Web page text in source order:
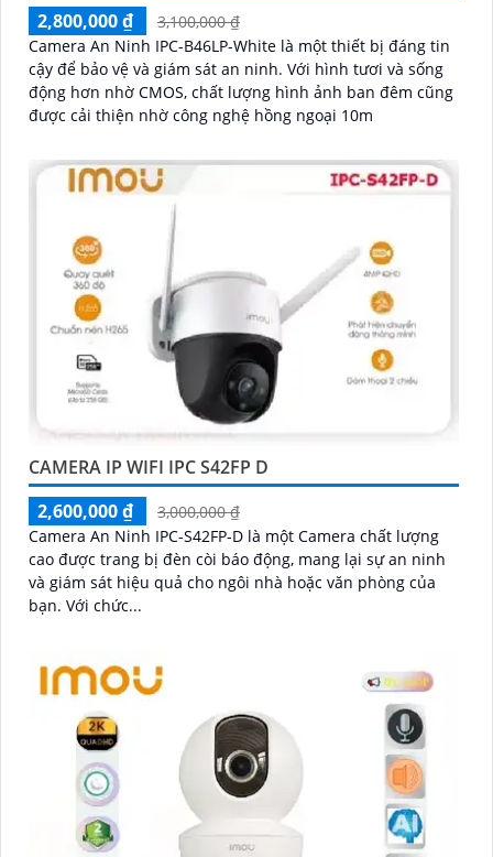
2,800,000 ₫
3,100,000 ₫
Camera An Ninh IPC-B46LP-White là một thiết bị đáng tin
cậy để bảo vệ và giám sát an ninh. Với hình tươi và sống
động hơn nhờ CMOS, chất lượng hình ảnh ban đêm cũng
được cải thiện nhờ công nghệ hồng ngoại 10m
CAMERA IP WIFI IPC S42FP D
2,600,000 ₫
3,000,000 ₫
Camera An Ninh IPC-S42FP-D là một Camera chất lượng
cao được trang bị đèn còi báo động, mang lại sự an ninh
và giám sát hiệu quả cho ngôi nhà hoặc văn phòng của
bạn. Với chức...